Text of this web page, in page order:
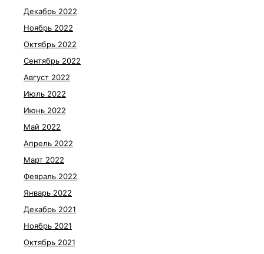
Декабрь 2022
Ноябрь 2022
Октябрь 2022
Сентябрь 2022
Август 2022
Июль 2022
Июнь 2022
Май 2022
Апрель 2022
Март 2022
Февраль 2022
Январь 2022
Декабрь 2021
Ноябрь 2021
Октябрь 2021